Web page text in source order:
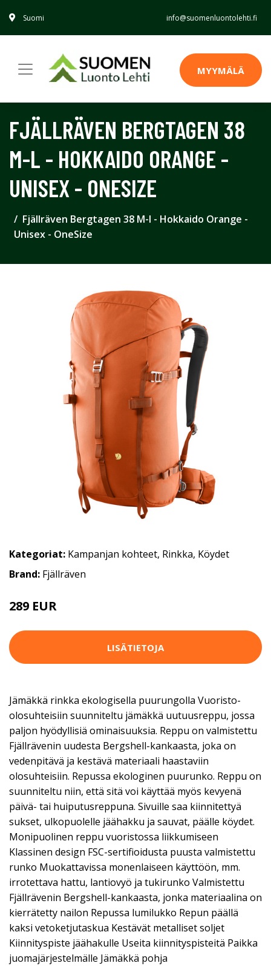
Suomi info@suomenluontolehti.fi
MYYMÄLÄ
FJÄLLRÄVEN BERGTAGEN 38
M-L - HOKKAIDO ORANGE -
UNISEX - ONESIZE
Fjällräven Bergtagen 38 M-l - Hokkaido Orange -
Unisex - OneSize
Kategoriat: Kampanjan kohteet, Rinkka, Köydet
Brand: Fjällräven
289 EUR
LISÄTIETOJA
Jämäkkä rinkka ekologisella puurungolla Vuoristo-
olosuhteisiin suunniteltu jämäkkä uutuusreppu, jossa
paljon hyödyllisiä ominaisuuksia. Reppu on valmistettu
Fjällrävenin uudesta Bergshell-kankaasta, joka on
vedenpitävä ja kestävä materiaali haastaviin
olosuhteisiin. Repussa ekologinen puurunko. Reppu on
suunniteltu niin, että sitä voi käyttää myös kevyenä
päivä- tai huiputusreppuna. Sivuille saa kiinnitettyä
sukset, ulkopuolelle jäähakku ja sauvat, päälle köydet.
Monipuolinen reppu vuoristossa liikkumiseen
Klassinen design FSC-sertifioidusta puusta valmistettu
runko Muokattavissa monenlaiseen käyttöön, mm.
irrotettava hattu, lantiovyö ja tukirunko Valmistettu
Fjällrävenin Bergshell-kankaasta, jonka materiaalina on
kierrätetty nailon Repussa lumilukko Repun päällä
kaksi vetoketjutaskua Kestävät metalliset soljet
Kiinnityspiste jäähakulle Useita kiinnityspisteitä Paikka
juomajärjestelmälle Jämäkkä pohja